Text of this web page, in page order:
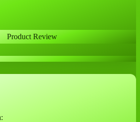
Product Review